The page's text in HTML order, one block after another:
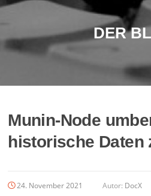
DER
Munin-Node
historische Daten
24. November 2021 Autor: DocX